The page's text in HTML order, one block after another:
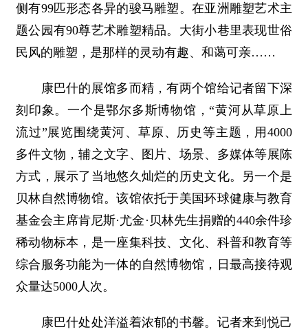
侧有99匹形态各异的骏马雕塑。在亚洲雕塑艺术主
题公园有90尊艺术雕塑精品。大街小巷里表现世俗
民风的雕塑，是那样的灵动有趣、和蔼可亲……
康巴什的展馆多而精，有两个馆给记者留下深
刻印象。一个是鄂尔多斯博物馆，“黄河从草原上
流过”展览围绕黄河、草原、历史等主题，用4000
多件文物，辅之文字、图片、场景、多媒体等展陈
方式，展示了当地悠久灿烂的历史文化。另一个是
贝林自然博物馆。该馆依托于美国环球健康与教育
基金会主席肯尼斯·尤金·贝林先生捐赠的440余件珍
稀动物标本，是一座集科技、文化、科普和教育等
综合服务功能为一体的自然博物馆，日最高接待观
众量达5000人次。
康巴什处处洋溢着浓郁的书馨。记者来到悦己